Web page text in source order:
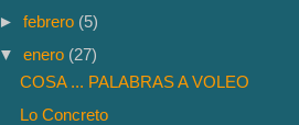
►febrero (5)
▼enero (27)
COSA ... PALABRAS A VOLEO
Lo Concreto